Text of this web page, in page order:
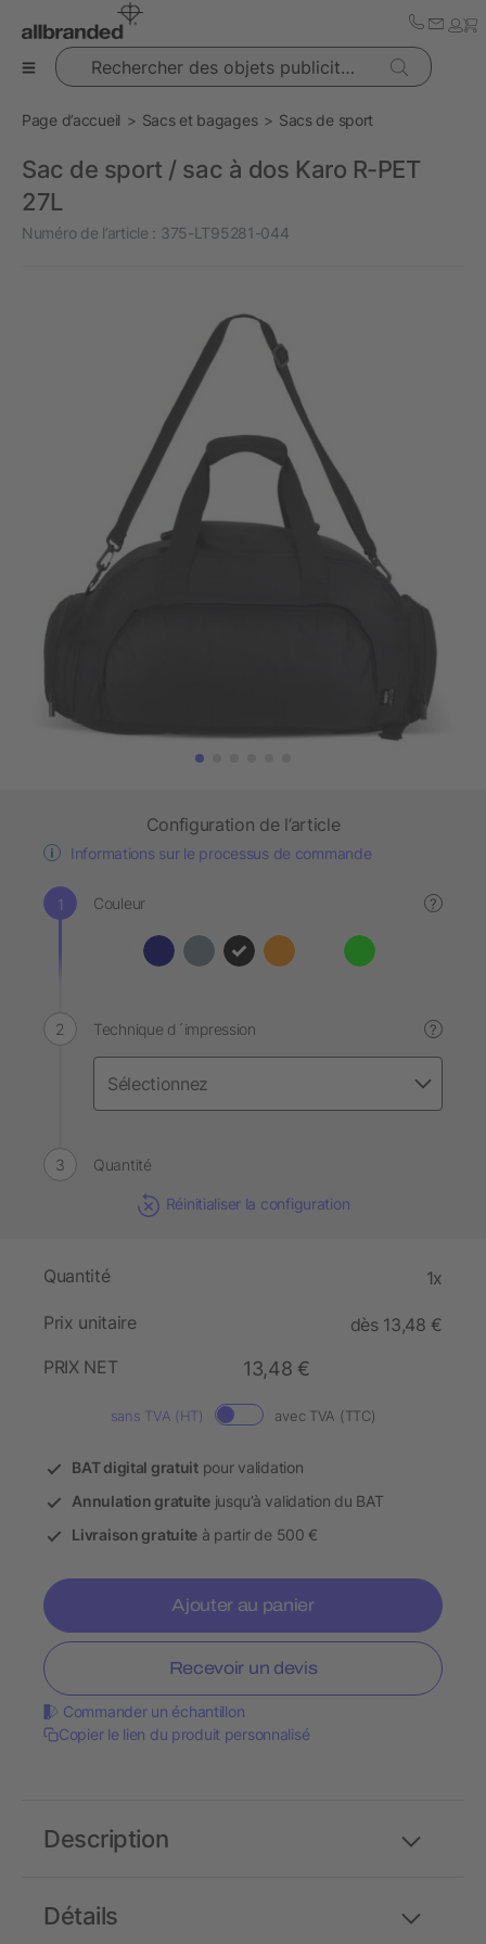
Rechercher des objets publicitaires
Page d’accueil Sacs et bagages Sacs de sport
Sac de sport / sac à dos Karo R-PET
27L
Numéro de l’article : 375-LT95281-044
Configuration de l’article
Informations sur le processus de commande
Couleur ?
Technique d´impression ?
Quantité
Réinitialiser la configuration
Quantité 1x
Prix unitaire
dès 13,48 €
PRIX NET
13,48 €
sans TVA (HT) avec TVA (TTC)
BAT digital gratuitpour validation
Annulation gratuitejusqu’à validation du BAT
Livraison gratuite à partir de 500 €
Ajouter au panier
Recevoir un devis
Commander un échantillon
Copier le lien du produit personnalisé
Détails
Description